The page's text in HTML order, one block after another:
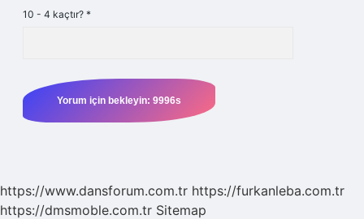
10 - 4 kaçtır? *
https://www.dansforum.com.tr https://furkanleba.com.tr
https://dmsmoble.com.tr Sitemap